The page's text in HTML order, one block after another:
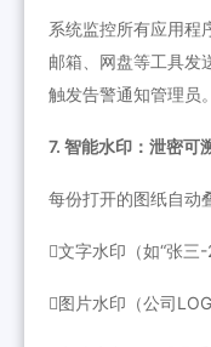
系统监控所有应用程
邮箱、网盘等工具发
触发告警通知管理员。
7. 智能水印：泄密可
每份打开的图纸自动
文字水印（如“张三
图片水印（公司